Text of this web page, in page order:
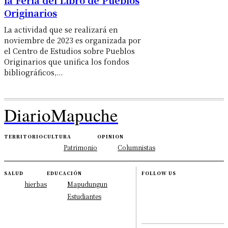
Originarios
La actividad que se realizará en
noviembre de 2023 es organizada por
el Centro de Estudios sobre Pueblos
Originarios que unifica los fondos
bibliográficos,...
DiarioMapuche
TERRITORIOCULTURA
Patrimonio
OPINION
Columnistas
SALUD
hierbas
EDUCACIÓN
Mapudungun
Estudiantes
FOLLOW US